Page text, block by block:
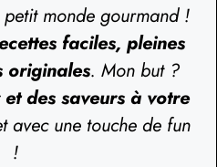
monde gourmand !
faciles, pleines
originales. Mon but ?
des saveurs à votre
avec une touche de fun
!